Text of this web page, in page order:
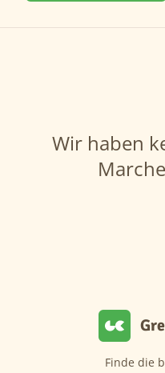
Wir haben
Finde die